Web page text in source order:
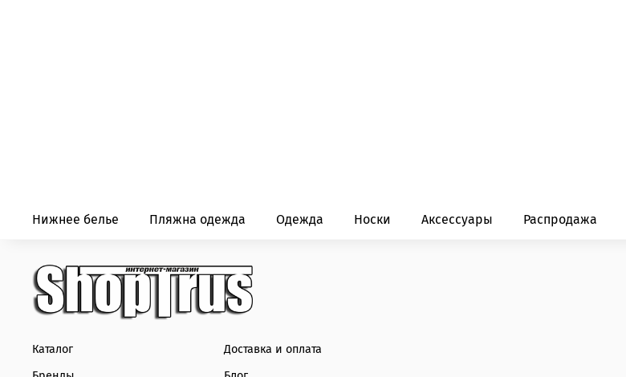
Нижнее белье Пляжна одежда Одежда Носки Аксессуары Распродажа
Каталог
Доставка и оплата